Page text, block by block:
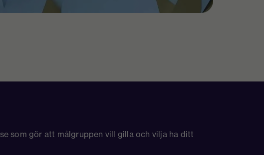
som gör att målgruppen vill gilla och vilja ha ditt